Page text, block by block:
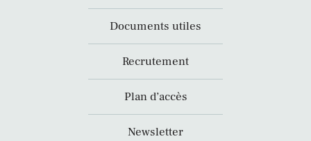
Documents utiles
Recrutement
Plan d’accès
Newsletter